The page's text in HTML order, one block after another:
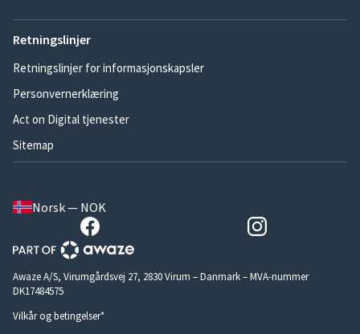
Retningslinjer
Retningslinjer for informasjonskapsler
Personvernerklæring
Act on Digital tjenester
Sitemap
Norsk — NOK
Awaze A/S, Virumgårdsvej 27, 2830 Virum – Danmark – MVA-nummer
DK17484575
Vilkår og betingelser*